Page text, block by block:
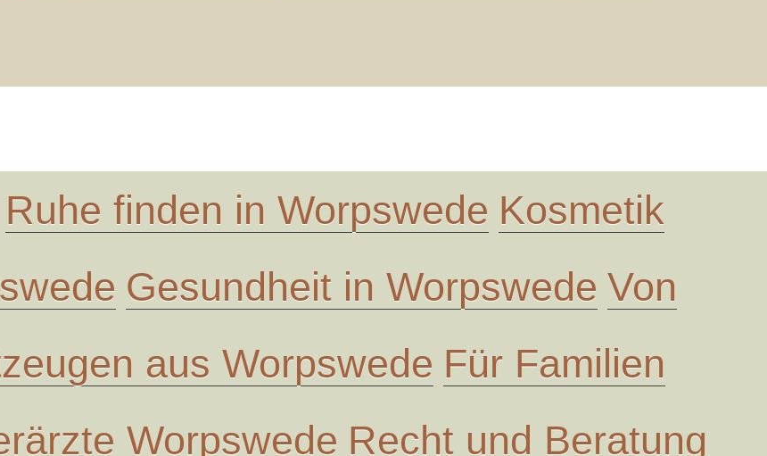
Ruhe finden in Worpswede Kosmetik
Gesundheit in Worpswede Von
aus Worpswede Für Familien
Worpswede Recht und Beratung